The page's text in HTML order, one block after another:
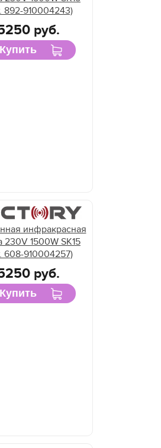
892-910004243)
руб.
Купить
инфракрасная
230V 1500W SK15
608-910004257)
руб.
Купить